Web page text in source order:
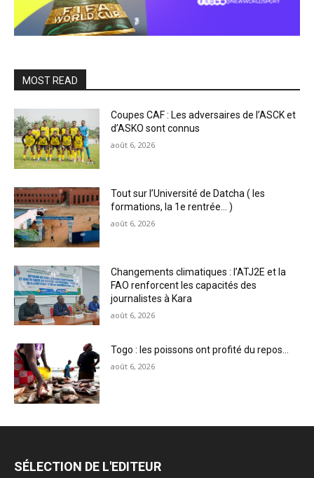
MOST READ
Coupes CAF : Les adversaires de l’ASCK et
d’ASKO sont connus
août 6, 2026
Tout sur l’Université de Datcha ( les
formations, la 1e rentrée… )
août 6, 2026
Changements climatiques : l’ATJ2E et la
FAO renforcent les capacités des
journalistes à Kara
août 6, 2026
Togo : les poissons ont profité du repos…
août 6, 2026
SÉLECTION DE L'EDITEUR